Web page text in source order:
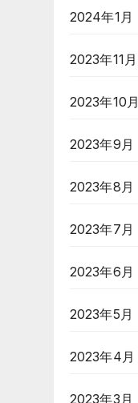
2024年1月
2023年11月
2023年10月
2023年9月
2023年8月
2023年7月
2023年6月
2023年5月
2023年4月
2023年3月